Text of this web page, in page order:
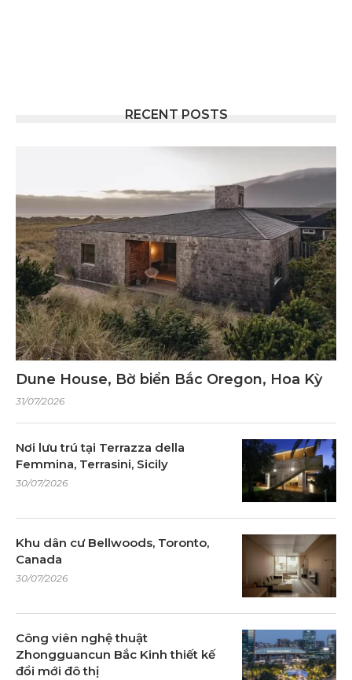
RECENT POSTS
Dune House, Bờ biển Bắc Oregon, Hoa Kỳ
31/07/2026
Nơi lưu trú tại Terrazza della
Femmina, Terrasini, Sicily
30/07/2026
Khu dân cư Bellwoods, Toronto,
Canada
30/07/2026
Công viên nghệ thuật
Zhongguancun Bắc Kinh thiết kế
đổi mới đô thị